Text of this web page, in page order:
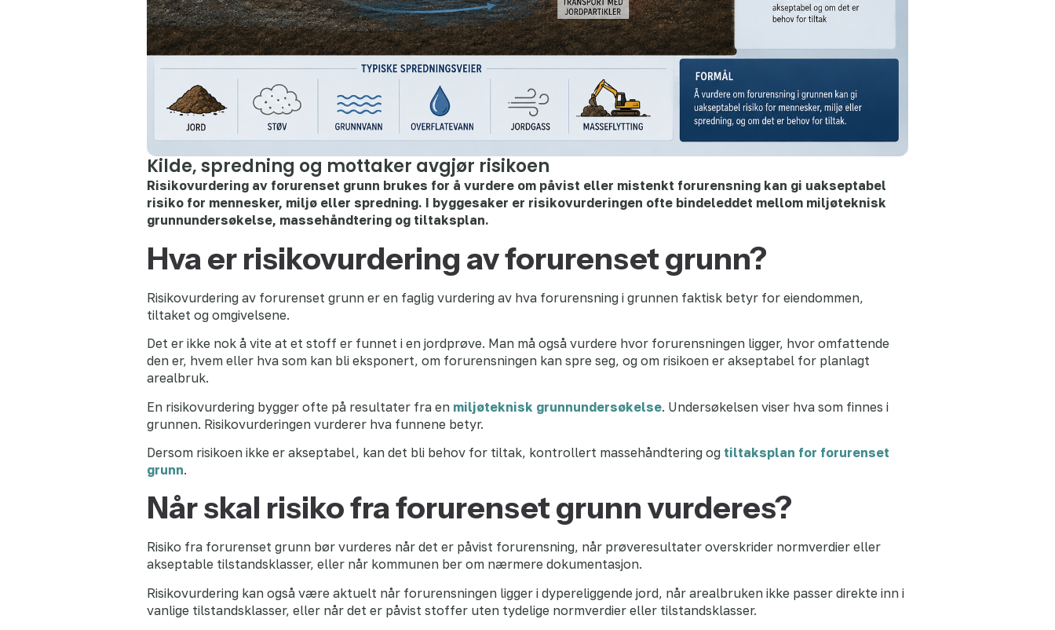
Kilde, spredning og mottaker avgjør risikoen
Risikovurdering av forurenset grunn brukes for å vurdere om påvist eller mistenkt forurensning kan gi uakseptabel
risiko for mennesker, miljø eller spredning. I byggesaker er risikovurderingen ofte bindeleddet mellom miljøteknisk
grunnundersøkelse, massehåndtering og tiltaksplan.
Hva er risikovurdering av forurenset grunn?
Risikovurdering av forurenset grunn er en faglig vurdering av hva forurensning i grunnen faktisk betyr for eiendommen,
tiltaket og omgivelsene.
Det er ikke nok å vite at et stoff er funnet i en jordprøve. Man må også vurdere hvor forurensningen ligger, hvor omfattende
den er, hvem eller hva som kan bli eksponert, om forurensningen kan spre seg, og om risikoen er akseptabel for planlagt
arealbruk.
En risikovurdering bygger ofte på resultater fra en miljøteknisk grunnundersøkelse. Undersøkelsen viser hva som finnes i
grunnen. Risikovurderingen vurderer hva funnene betyr.
Dersom risikoen ikke er akseptabel, kan det bli behov for tiltak, kontrollert massehåndtering og tiltaksplan for forurenset
grunn.
Når skal risiko fra forurenset grunn vurderes?
Risiko fra forurenset grunn bør vurderes når det er påvist forurensning, når prøveresultater overskrider normverdier eller
akseptable tilstandsklasser, eller når kommunen ber om nærmere dokumentasjon.
Risikovurdering kan også være aktuelt når forurensningen ligger i dypereliggende jord, når arealbruken ikke passer direkte inn i
vanlige tilstandsklasser, eller når det er påvist stoffer uten tydelige normverdier eller tilstandsklasser.